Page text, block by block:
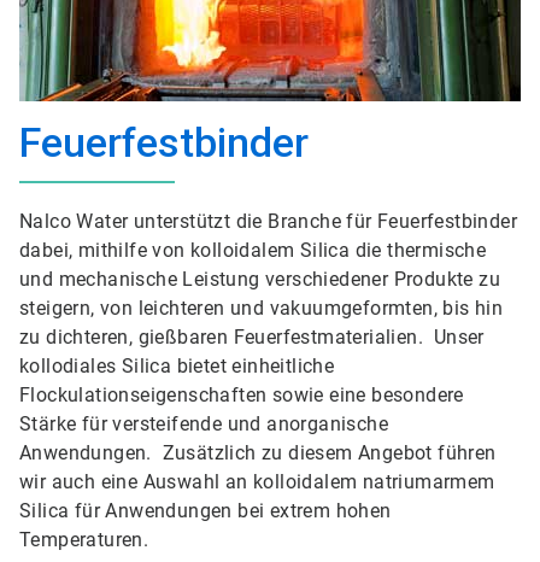
Feuerfestbinder
Nalco Water unterstützt die Branche für Feuerfestbinder
dabei, mithilfe von kolloidalem Silica die thermische
und mechanische Leistung verschiedener Produkte zu
steigern, von leichteren und vakuumgeformten, bis hin
zu dichteren, gießbaren Feuerfestmaterialien. Unser
kollodiales Silica bietet einheitliche
Flockulationseigenschaften sowie eine besondere
Stärke für versteifende und anorganische
Anwendungen. Zusätzlich zu diesem Angebot führen
wir auch eine Auswahl an kolloidalem natriumarmem
Silica für Anwendungen bei extrem hohen
Temperaturen.